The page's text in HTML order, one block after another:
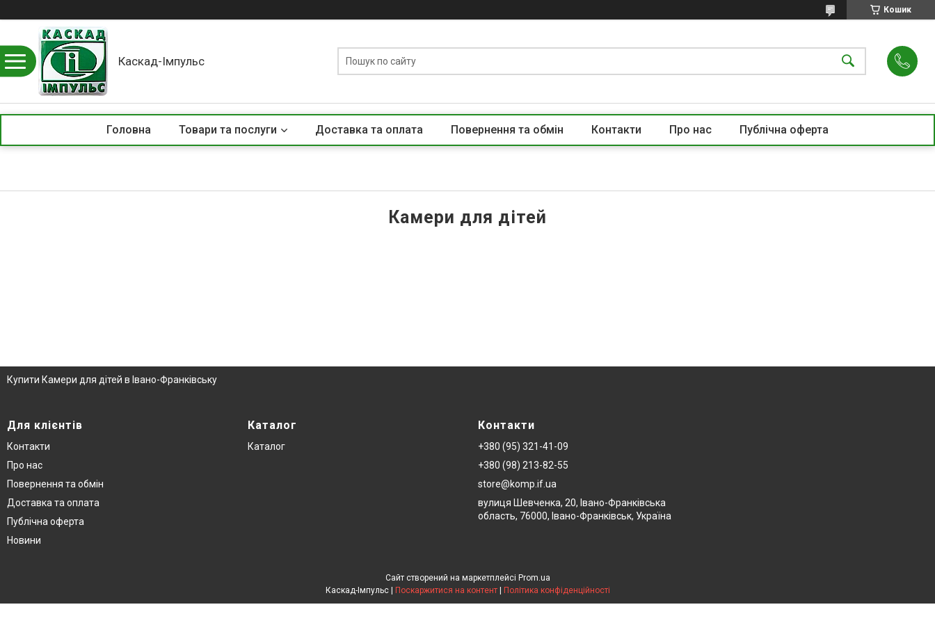
Кошик
Каскад-Імпульс
Головна Товари та послуги Доставка та оплата Повернення та обмін Контакти Про нас Публічна оферта
Камери для дітей
Купити Камери для дітей в Івано-Франківську
Для клієнтів
Контакти
Про нас
Повернення та обмін
Доставка та оплата
Публічна оферта
Новини
Каталог
Каталог
Контакти
+380 (95) 321-41-09
+380 (98) 213-82-55
store@komp.if.ua
вулиця Шевченка, 20, Івано-Франківська
область, 76000, Івано-Франківськ, Україна
Сайт створений на маркетплейсі Prom.ua
Поскаржитися на контент Політика конфіденційності